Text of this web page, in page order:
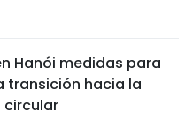
MULTIMEDIA
Hanói medidas para
transición hacia la
circular